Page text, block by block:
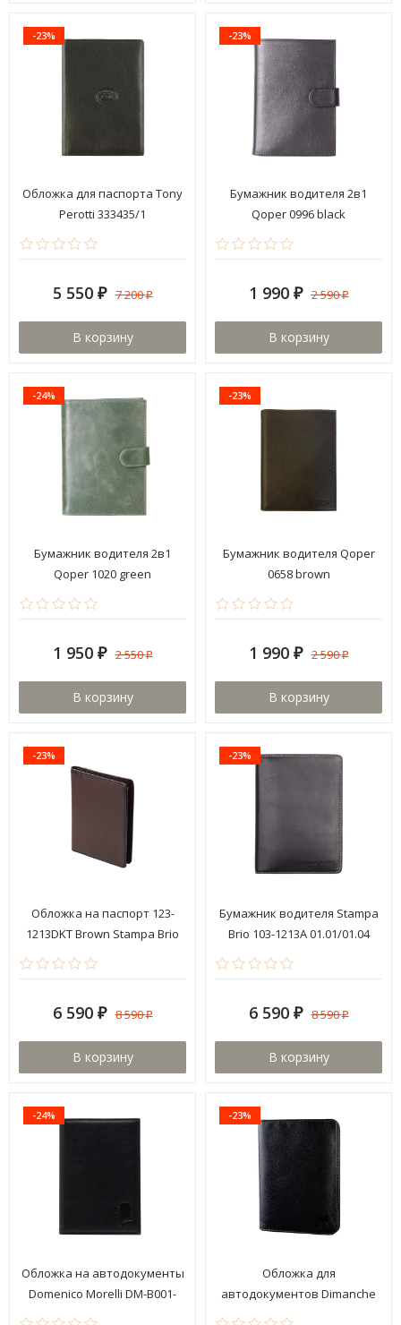
-23%
Обложка для паспорта Tony
Perotti 333435/1
5 550 ₽ 7 200₽
В корзину
-23%
Бумажник водителя 2в1
Qoper 0996 black
1 990 ₽ 2 590₽
В корзину
-24%
Бумажник водителя 2в1
Qoper 1020 green
1 950 ₽ 2 550₽
В корзину
-23%
Бумажник водителя Qoper
0658 brown
1 990 ₽ 2 590₽
В корзину
-23%
Обложка на паспорт 123-
1213DKT Brown Stampa Brio
6 590 ₽ 8 590₽
В корзину
-23%
Бумажник водителя Stampa
Brio 103-1213A 01.01/01.04
6 590 ₽ 8 590₽
В корзину
-24%
Обложка на автодокументы
Domenico Morelli DM-B001-
K01-S
-23%
Обложка для
автодокументов Dimanche
761 Сахара